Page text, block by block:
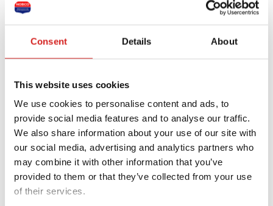
Consent Details About
This website uses cookies
We use cookies to personalise content and ads, to
provide social media features and to analyse our traffic.
We also share information about your use of our site with
our social media, advertising and analytics partners who
may combine it with other information that you’ve
provided to them or that they’ve collected from your use
of their services.
Je bericht *
Acquisitie wordt niet op